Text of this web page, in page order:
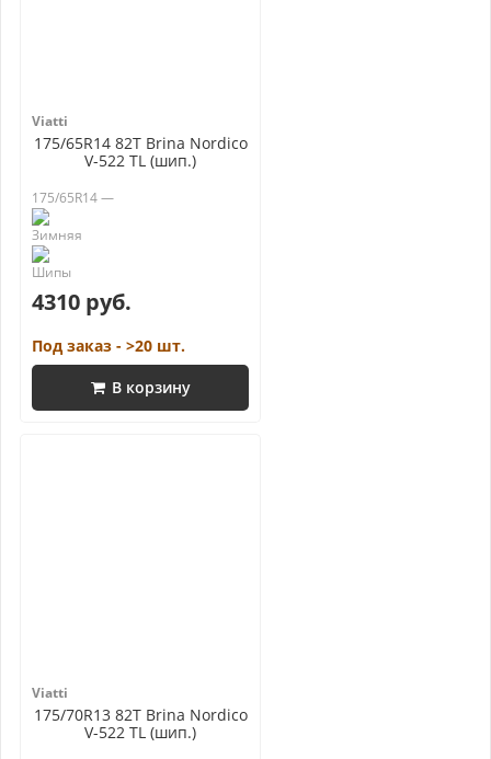
Viatti
175/65R14 82T Brina Nordico
V-522 TL (шип.)
175/65R14 —
4310 руб.
Под заказ - >20 шт.
В корзину
Viatti
175/70R13 82T Brina Nordico
V-522 TL (шип.)